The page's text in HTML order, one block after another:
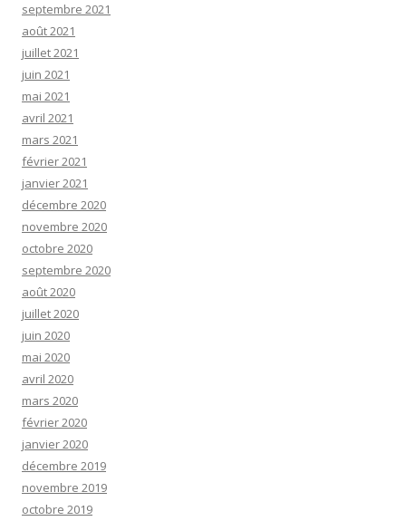
septembre 2021
août 2021
juillet 2021
juin 2021
mai 2021
avril 2021
mars 2021
février 2021
janvier 2021
décembre 2020
novembre 2020
octobre 2020
septembre 2020
août 2020
juillet 2020
juin 2020
mai 2020
avril 2020
mars 2020
février 2020
janvier 2020
décembre 2019
novembre 2019
octobre 2019